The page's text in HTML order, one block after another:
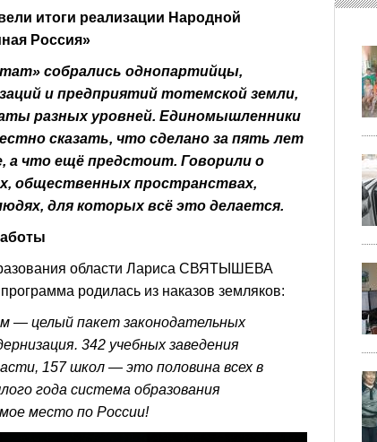
итоги реализации Народной
Россия»
собрались однопартийцы,
и предприятий тотемской земли,
разных уровней. Единомышленники
сказать, что сделано за пять лет
а что ещё предстоит. Говорили о
общественных пространствах,
для которых всё это делается.
области Лариса СВЯТЫШЕВА
родилась из наказов земляков:
— целый пакет законодательных
342 учебных заведения
157 школ — это половина всех в
года система образования
место по России!